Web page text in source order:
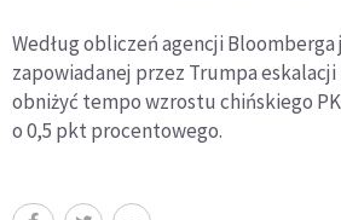
Według obliczeń agencji
zapowiadanej przez Trumpa
obniżyć tempo wzrostu chińskiego
o 0,5 pkt procentowego.